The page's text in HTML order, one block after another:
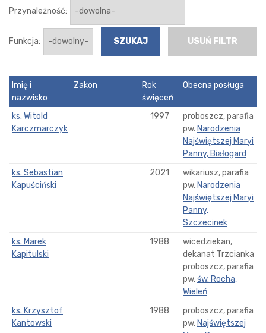
Przynależność:
Funkcja: USUŃ FILTR
Imię i
nazwisko
Zakon
Rok
święceń
Obecna posługa
ks. Witold
Karczmarczyk
1997
proboszcz, parafia
pw. Narodzenia
Najświętszej Maryi
Panny, Białogard
ks. Sebastian
Kapuściński
2021
wikariusz, parafia
pw. Narodzenia
Najświętszej Maryi
Panny,
Szczecinek
ks. Marek
Kapitulski
1988
wicedziekan,
dekanat Trzcianka
proboszcz, parafia
pw. św. Rocha,
Wieleń
ks. Krzysztof
Kantowski
1988
proboszcz, parafia
pw. Najświętszej